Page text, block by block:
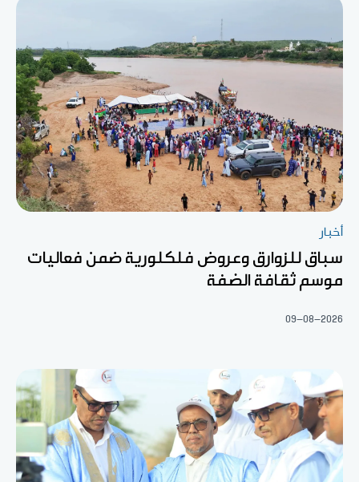
أخبار
سباق للزوارق وعروض فلكلورية ضمن فعاليات
موسم ثقافة الضفة
09-08-2026